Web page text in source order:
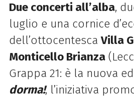
Due concerti all’alba,
luglio e una cornice
dell’ottocentescaVilla
Monticello Brianza
Grappa 21: è la nuova
dorma!, l’iniziativa